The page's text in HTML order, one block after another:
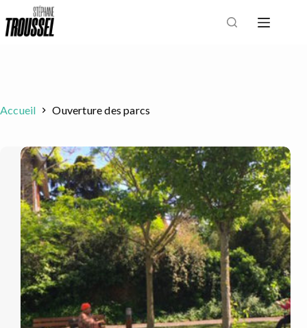
au
Accueil Ouverture des parcs